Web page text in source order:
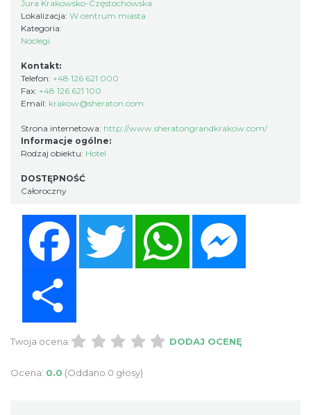
Jura Krakowsko-Częstochowska
Lokalizacja: W centrum miasta
Kategoria:
Noclegi
Kontakt:
Telefon: +48 126 621 000
Fax: +48 126 621 100
Email: krakow@sheraton.com
Strona internetowa: http://www.sheratongrandkrakow.com/
Informacje ogólne:
Rodzaj obiektu: Hotel
DOSTĘPNOŚĆ
Całoroczny
Twitter
Twoja ocena: DODAJ OCENĘ
Ocena: 0.0 (Oddano 0 głosy)